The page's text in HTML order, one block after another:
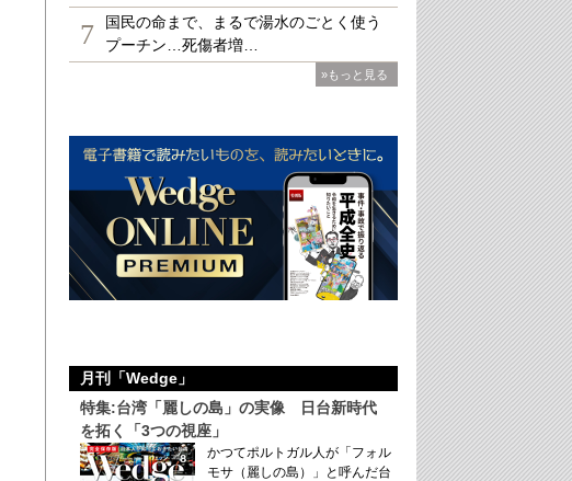
7
国民の命まで、まるで湯水のごとく使う
プーチン…死傷者増…
»もっと見る
月刊「Wedge」
特集:台湾「麗しの島」の実像 日台新時代
を拓く「3つの視座」
かつてポルトガル人が「フォル
モサ（麗しの島）」と呼んだ台